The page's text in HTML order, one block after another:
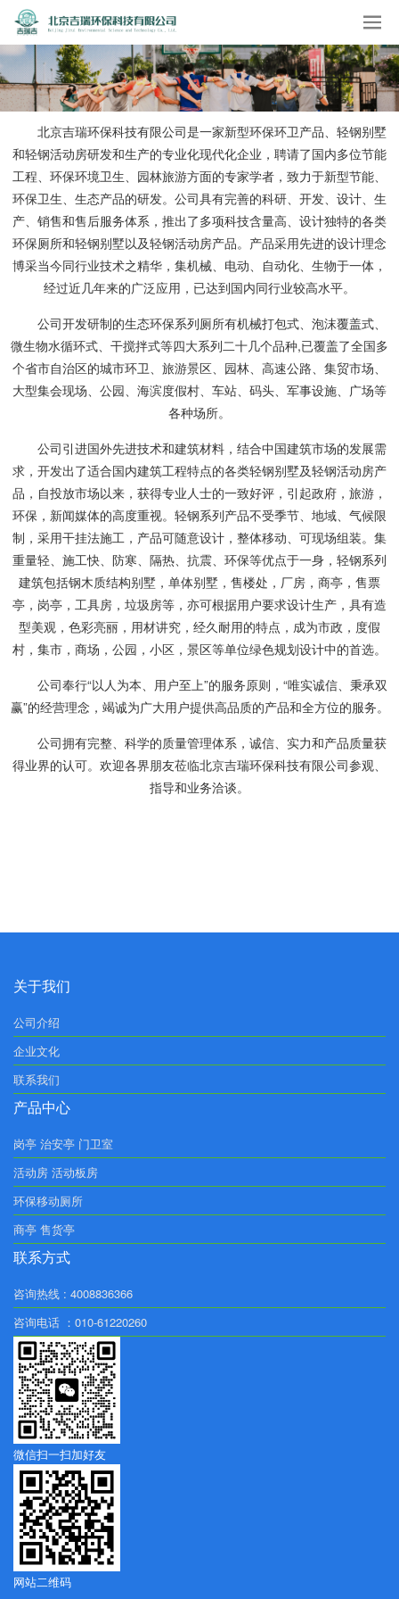
北京吉瑞环保科技有限公司是一家新型环保环卫产品、轻钢别墅
和轻钢活动房研发和生产的专业化现代化企业，聘请了国内多位节能
工程、环保环境卫生、园林旅游方面的专家学者，致力于新型节能、
环保卫生、生态产品的研发。公司具有完善的科研、开发、设计、生
产、销售和售后服务体系，推出了多项科技含量高、设计独特的各类
环保厕所和轻钢别墅以及轻钢活动房产品。产品采用先进的设计理念
博采当今同行业技术之精华，集机械、电动、自动化、生物于一体，
经过近几年来的广泛应用，已达到国内同行业较高水平。
公司开发研制的生态环保系列厕所有机械打包式、泡沫覆盖式、
微生物水循环式、干搅拌式等四大系列二十几个品种,已覆盖了全国多
个省市自治区的城市环卫、旅游景区、园林、高速公路、集贸市场、
大型集会现场、公园、海滨度假村、车站、码头、军事设施、广场等
各种场所。
公司引进国外先进技术和建筑材料，结合中国建筑市场的发展需
求，开发出了适合国内建筑工程特点的各类轻钢别墅及轻钢活动房产
品，自投放市场以来，获得专业人士的一致好评，引起政府，旅游，
环保，新闻媒体的高度重视。轻钢系列产品不受季节、地域、气候限
制，采用干挂法施工，产品可随意设计，整体移动、可现场组装。集
重量轻、施工快、防寒、隔热、抗震、环保等优点于一身，轻钢系列
建筑包括钢木质结构别墅，单体别墅，售楼处，厂房，商亭，售票
亭，岗亭，工具房，垃圾房等，亦可根据用户要求设计生产，具有造
型美观，色彩亮丽，用材讲究，经久耐用的特点，成为市政，度假
村，集市，商场，公园，小区，景区等单位绿色规划设计中的首选。
公司奉行“以人为本、用户至上”的服务原则，“唯实诚信、秉承双
赢”的经营理念，竭诚为广大用户提供高品质的产品和全方位的服务。
公司拥有完整、科学的质量管理体系，诚信、实力和产品质量获
得业界的认可。欢迎各界朋友莅临北京吉瑞环保科技有限公司参观、
指导和业务洽谈。
关于我们
公司介绍
企业文化
联系我们
产品中心
岗亭 治安亭 门卫室
活动房 活动板房
环保移动厕所
商亭 售货亭
联系方式
咨询热线 : 4008836366
咨询电话 ：010-61220260
微信扫一扫加好友
网站二维码